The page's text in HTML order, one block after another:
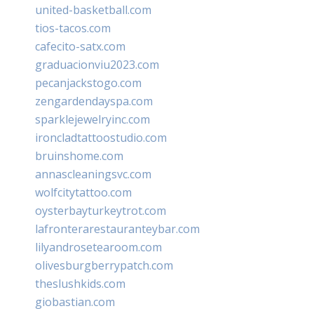
united-basketball.com
tios-tacos.com
cafecito-satx.com
graduacionviu2023.com
pecanjackstogo.com
zengardendayspa.com
sparklejewelryinc.com
ironcladtattoostudio.com
bruinshome.com
annascleaningsvc.com
wolfcitytattoo.com
oysterbayturkeytrot.com
lafronterarestauranteybar.com
lilyandrosetearoom.com
olivesburgberrypatch.com
theslushkids.com
giobastian.com